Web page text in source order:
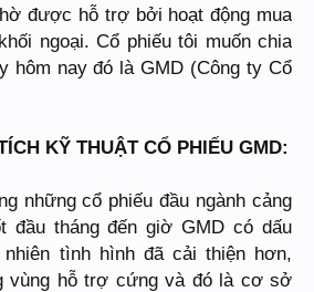
được hỗ trợ bởi hoạt động mua
ngoại. Cổ phiếu tôi muốn chia
hôm nay đó là GMD (Công ty Cổ
KỸ THUẬT CỔ PHIẾU GMD:
những cổ phiếu đầu ngành cảng
đầu tháng đến giờ GMD có dấu
nhiên tình hình đã cải thiện hơn,
vùng hỗ trợ cứng và đó là cơ sở